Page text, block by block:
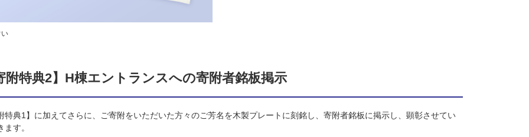
い
附特典2】H棟エントランスへの寄附者銘板掲示
特典1】に加えてさらに、ご寄附をいただいた方々のご芳名を木製プレートに刻銘し、寄附者銘板に掲示し、顕彰させてい
ます。